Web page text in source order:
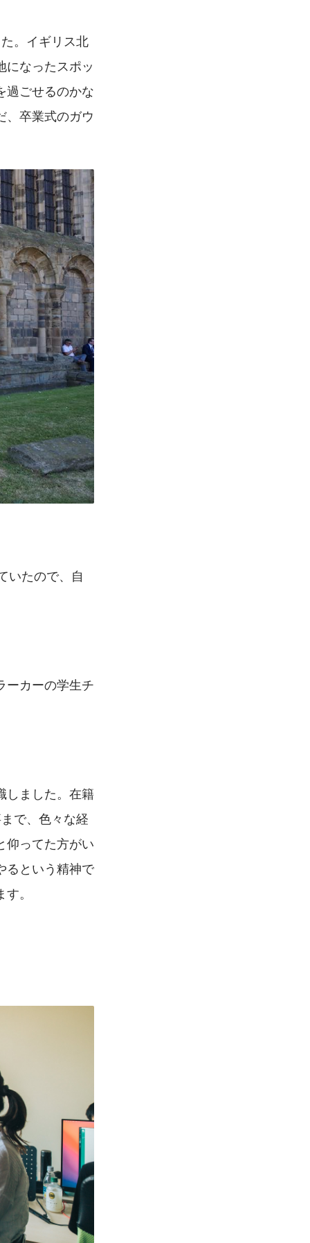
。イギリス北
になったスポッ
過ごせるのかな
、卒業式のガウ
いたので、自
ーカーの学生チ
しました。在籍
で、色々な経
仰ってた方がい
るという精神で
。